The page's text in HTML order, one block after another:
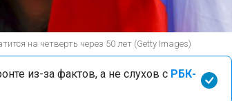
на четверть через 50 лет (Getty Images)
из-за фактов, а не слухов с РБК-